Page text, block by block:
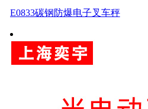
E0833碳钢防爆电子叉车秤